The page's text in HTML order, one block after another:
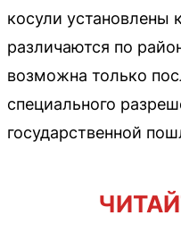
косули установлены
различаются по
возможна только
специального
государственной